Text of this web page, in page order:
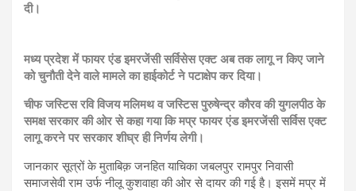
दी।
मध्य प्रदेश में फायर एंड इमरजेंसी सर्विसेस एक्ट अब तक लागू न किए जाने
को चुनौती देने वाले मामले का हाईकोर्ट ने पटाक्षेप कर दिया।
चीफ जस्टिस रवि विजय मलिमथ व जस्टिस पुरुषेन्द्र कौरव की युगलपीठ के
समक्ष सरकार की ओर से कहा गया कि मप्र फायर एंड इमरजेंसी सर्विस एक्ट
लागू करने पर सरकार शीघ्र ही निर्णय लेगी।
जानकार सूत्रों के मुताबिक़ जनहित याचिका जबलपुर रामपुर निवासी
समाजसेवी राम उर्फ नीलू कुशवाहा की ओर से दायर की गई है। इसमें मप्र में